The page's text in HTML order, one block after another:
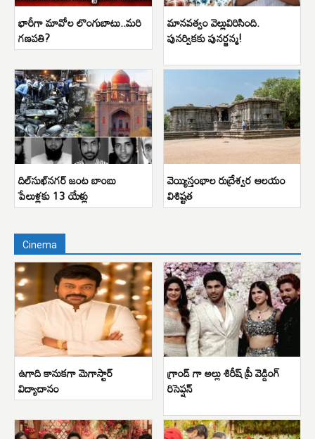
భారీగా మావోల లొంగుబాటు..మరి
గణపతి?
మానవత్వం వెల్లువిరిసింది.
పునర్వికకు పునర్జన్మ!
దిల్‌సుఖ్‌నగర్ జంట బాంబు
పేలుళ్లకు 13 యేళ్లు
వెయ్యిస్తంభాల రుద్రేశ్వర ఆలయం
విశిష్టత
Cinema
ఉగాది కానుకగా మెగాస్టార్
విద్యాదానం
గ్రాండ్ గా అల్లు శిరీష్ ప్రీ వెడ్డింగ్
రిసెప్షన్